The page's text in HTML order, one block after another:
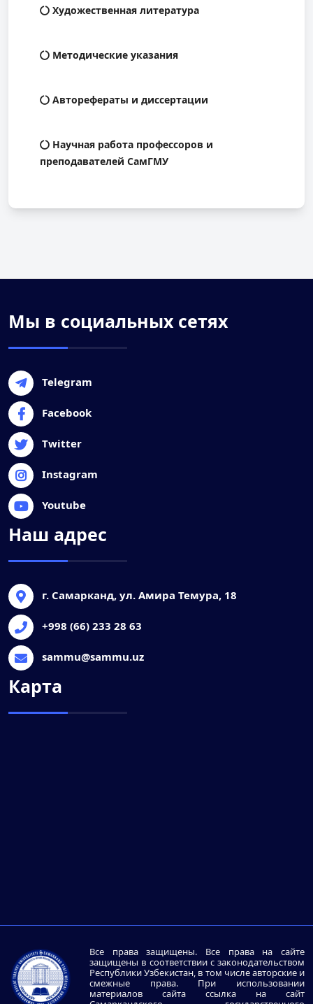
Художественная литература
Методические указания
Авторефераты и диссертации
Научная работа профессоров и
преподавателей СамГМУ
Мы в социальных сетях
Telegram
Facebook
Twitter
Instagram
Youtube
Наш адрес
г. Самарканд, ул. Амира Темура, 18
+998 (66) 233 28 63
sammu@sammu.uz
Карта
Все права защищены. Все права на сайте
защищены в соответствии с законодательством
Республики Узбекистан, в том числе авторские и
смежные права. При использовании
материалов сайта ссылка на сайт